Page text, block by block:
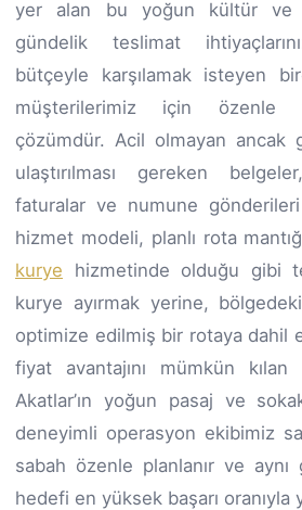
yer alan bu yoğun kültür ve
gündelik teslimat
bütçeyle karşılamak isteyen
müşterilerimiz için özenle
çözümdür. Acil olmayan ancak
ulaştırılması gereken
faturalar ve numune
hizmet modeli, planlı rota
kurye hizmetinde olduğu gibi
kurye ayırmak yerine,
optimize edilmiş bir rotaya dahil
fiyat avantajını mümkün
Akatlar’ın yoğun pasaj ve
deneyimli operasyon ekibimiz
sabah özenle planlanır ve
hedefi en yüksek başarı oranıyla